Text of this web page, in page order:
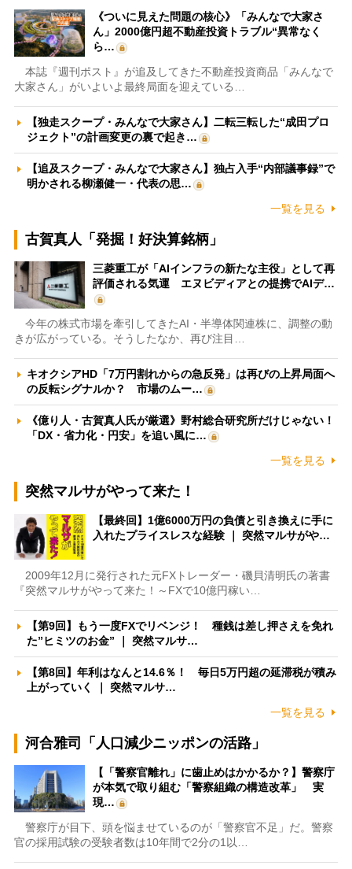
《ついに見えた問題の核心》「みんなで大家さ
ん」2000億円超不動産投資トラブル“異常なく
ら…
本誌『週刊ポスト』が追及してきた不動産投資商品「みんなで
大家さん」がいよいよ最終局面を迎えている…
【独走スクープ・みんなで大家さん】二転三転した“成田プロ
ジェクト”の計画変更の裏で起き…
【追及スクープ・みんなで大家さん】独占入手“内部議事録”で
明かされる柳瀬健一・代表の思…
一覧を見る
古賀真人「発掘！好決算銘柄」
三菱重工が「AIインフラの新たな主役」として再
評価される気運 エヌビディアとの提携でAIデ…
今年の株式市場を牽引してきたAI・半導体関連株に、調整の動
きが広がっている。そうしたなか、再び注目…
キオクシアHD「7万円割れからの急反発」は再びの上昇局面へ
の反転シグナルか？ 市場のムー…
《億り人・古賀真人氏が厳選》野村総合研究所だけじゃない！
「DX・省力化・円安」を追い風に…
一覧を見る
突然マルサがやって来た！
【最終回】1億6000万円の負債と引き換えに手に
入れたプライスレスな経験 ｜ 突然マルサがや…
2009年12月に発行された元FXトレーダー・磯貝清明氏の著書
『突然マルサがやって来た！～FXで10億円稼い…
【第9回】もう一度FXでリベンジ！ 種銭は差し押さえを免れ
た”ヒミツのお金” ｜ 突然マルサ…
【第8回】年利はなんと14.6％！ 毎日5万円超の延滞税が積み
上がっていく ｜ 突然マルサ…
一覧を見る
河合雅司「人口減少ニッポンの活路」
【「警察官離れ」に歯止めはかかるか？】警察庁
が本気で取り組む「警察組織の構造改革」 実
現…
警察庁が目下、頭を悩ませているのが「警察官不足」だ。警察
官の採用試験の受験者数は10年間で2分の1以…